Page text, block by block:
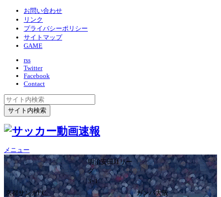
お問い合わせ
リンク
プライバシーポリシー
サイトマップ
GAME
rss
Twitter
Facebook
Contact
メニュー
明治安田J1リー
グ
3ｰ1
京都サンガF.C.
ガンバ大阪